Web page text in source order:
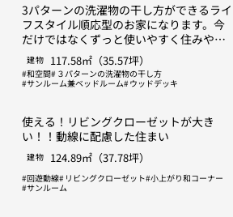
3パターンの洗濯物の干し方ができるライ
フスタイル順応型のお家になります。今
だけではなくずっと使いやすく住みやす
い間取りを目指しました。
建物 117.58㎡（35.57坪）
和空間 ３パターンの洗濯物の干し方
サンルーム兼ベッドルーム ウッドデッキ
使える！リビングクローゼットが大き
い！！動線に配慮した住まい
建物 124.89㎡（37.78坪）
回遊動線 リビングクローゼット 小上がり和コーナー
サンルーム